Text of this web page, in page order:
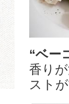
“ベー
香り
スト